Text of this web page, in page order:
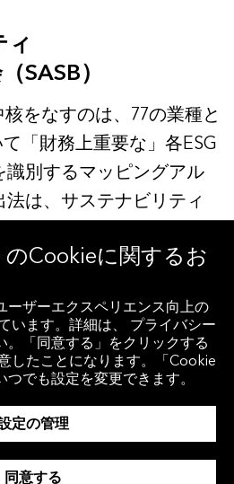
ィ
SASB）
をなすのは、77の業種と
「財務上重要な」各ESG
別するマッピングアル
は、サステナビリティ
よび業界別の基準に基づ
レームワークは、透明性
関・個人投資家向けに公
基準開発の目的は、世
上重要なサステナビリテ
定・管理できるようにす
情報を自社の投資家に向
が高い比較可能な方法で
Cookieに関するお
ーザーエクスペリエンス向上の
います。詳細は、 プライバシー
。「同意する」をクリックする
したことになります。「Cookie
でも設定を変更できます。
定の管理
同意する